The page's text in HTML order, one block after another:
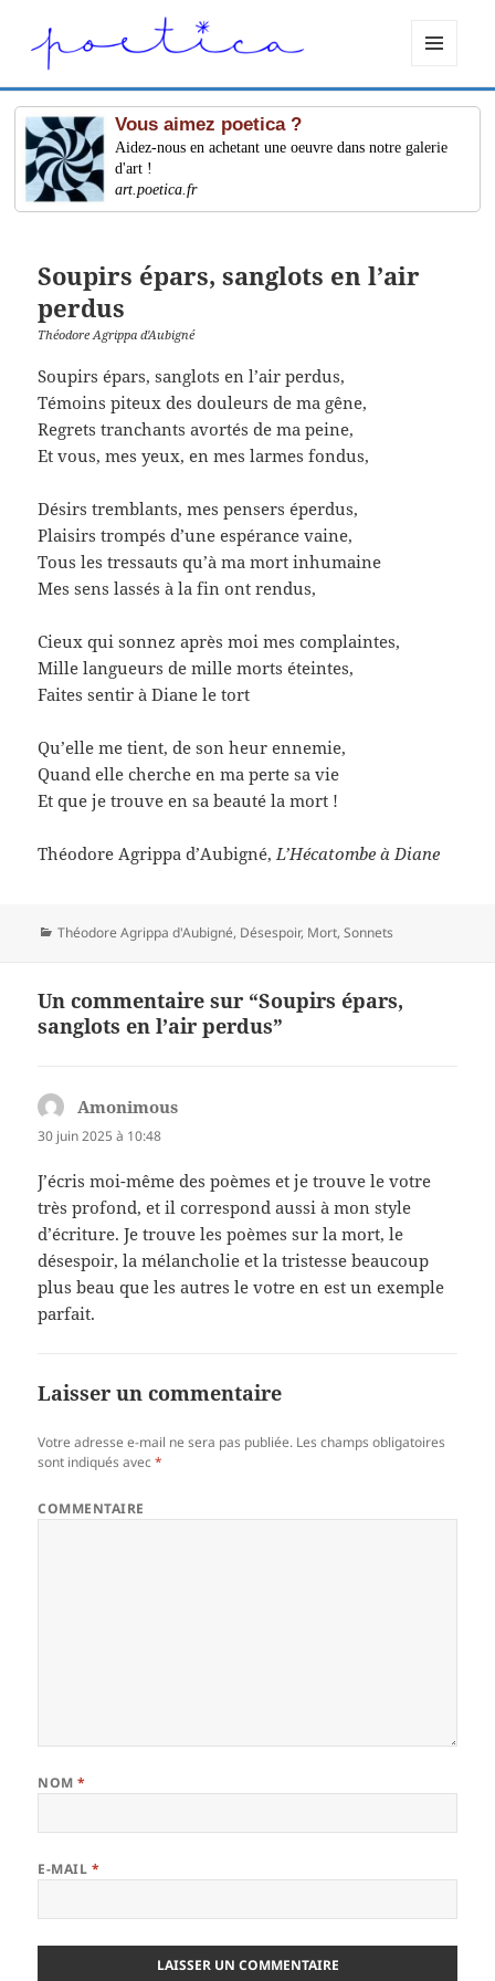
ET
WIDGETS
Vous aimez poetica ?
Aidez-nous en achetant une oeuvre dans notre galerie
d'art !
art.poetica.fr
Soupirs épars, sanglots en l’air
perdus
Théodore Agrippa d'Aubigné
Soupirs épars, sanglots en l’air perdus,
Témoins piteux des douleurs de ma gêne,
Regrets tranchants avortés de ma peine,
Et vous, mes yeux, en mes larmes fondus,
Désirs tremblants, mes pensers éperdus,
Plaisirs trompés d’une espérance vaine,
Tous les tressauts qu’à ma mort inhumaine
Mes sens lassés à la fin ont rendus,
Cieux qui sonnez après moi mes complaintes,
Mille langueurs de mille morts éteintes,
Faites sentir à Diane le tort
Qu’elle me tient, de son heur ennemie,
Quand elle cherche en ma perte sa vie
Et que je trouve en sa beauté la mort !
Théodore Agrippa d’Aubigné, L’Hécatombe à Diane
Catégories
Théodore Agrippa d'Aubigné, Désespoir, Mort,Sonnets
Un commentaire sur “Soupirs épars,
sanglots en l’air perdus”
Amonimous
30 juin 2025 à 10:48
J’écris moi-même des poèmes et je trouve le votre
très profond, et il correspond aussi à mon style
d’écriture. Je trouve les poèmes sur la mort, le
désespoir, la mélancholie et la tristesse beaucoup
plus beau que les autres le votre en est un exemple
parfait.
Laisser un commentaire
Votre adresse e-mail ne sera pas publiée. Les champs obligatoires
sont indiqués avec*
COMMENTAIRE
NOM*
E-MAIL *